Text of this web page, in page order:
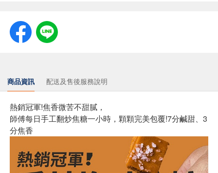
商品資訊 配送及售後服務說明
熱銷冠軍!焦香微苦不甜膩，
師傅每日手工翻炒焦糖一小時，顆顆完美包覆!7分鹹甜、3
分焦香